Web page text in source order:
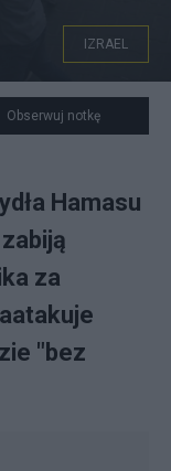
do szpitala w
IZRAEL
Obserwuj notkę
Hamasu
za
"bez